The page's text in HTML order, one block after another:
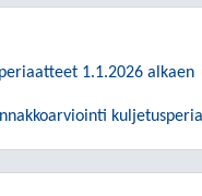
1.1.2026 alkaen